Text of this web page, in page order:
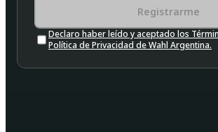
Registrarme
Declaro haber leído y aceptado los
Política de Privacidad de Wahl Argentina.